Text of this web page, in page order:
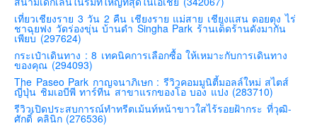
โปรตุเกส
สเปน
โครเอเชีย
สโลเวเนีย
มอนเตรเนโกร
บอสเนียและเฮอร์เซโกวีน่า
เที่ยวเชียงราย 3 วัน 2 คืน เชียงราย แม่สาย เชียงแสน ดอยตุง ไร่
ชาฉุยฟง วัดร่องขุ่น บ้านดำ Singha Park ร้านเด็ดร้านดังมากัน
เพียบ (297624)
กระเป๋าเดินทาง : 8 เทคนิคการเลือกซื้อ ให้เหมาะกับการเดินทาง
ของคุณ (294093)
The Paseo Park กาญจนาภิเษก : รีวิวคอมมูนิตี้มอลล์ใหม่ สไตส์
ญี่ปุ่น ชิมเอบีพี ทาร์ทีน สาขาแรกของโอ บอง แปง (283710)
รีวิวเปิดประสบการณ์ทำทรีตเม้นท์หน้าขาวใสไร้รอยฝ้ากระ ที่วุฒิ-
ศักดิ์ คลินิก (276536)